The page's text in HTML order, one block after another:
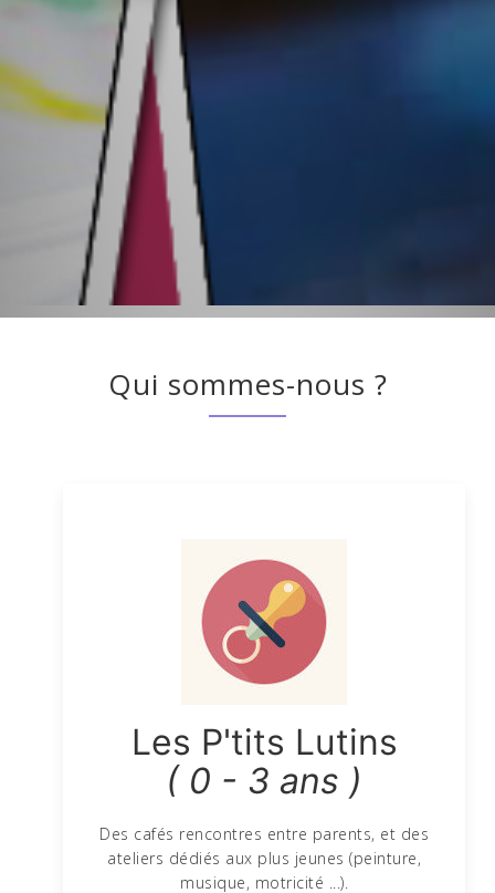
Qui sommes-nous ?
Les P'tits Lutins
( 0 - 3 ans )
Des cafés rencontres entre parents, et des
ateliers dédiés aux plus jeunes (peinture,
musique, motricité ...).